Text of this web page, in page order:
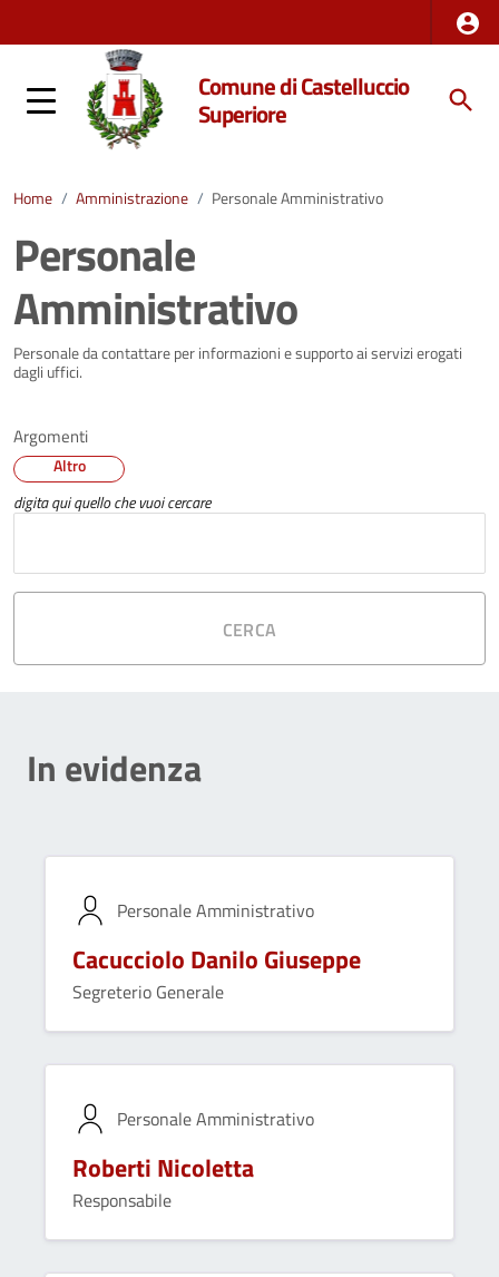
Comune di Castelluccio
Superiore
Home / Amministrazione / Personale Amministrativo
Personale
Amministrativo
Personale da contattare per informazioni e supporto ai servizi erogati
dagli uffici.
Argomenti
Altro
digita qui quello che vuoi cercare
CERCA
In evidenza
Personale Amministrativo
Cacucciolo Danilo Giuseppe
Segreterio Generale
Personale Amministrativo
Roberti Nicoletta
Responsabile